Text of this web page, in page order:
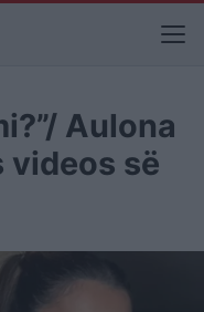
Aulona
videos së